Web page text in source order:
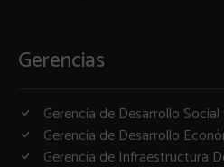
Gerencias
Gerencia de Desarrollo
Gerencia de Desarrollo
Gerencia de Infraestructura